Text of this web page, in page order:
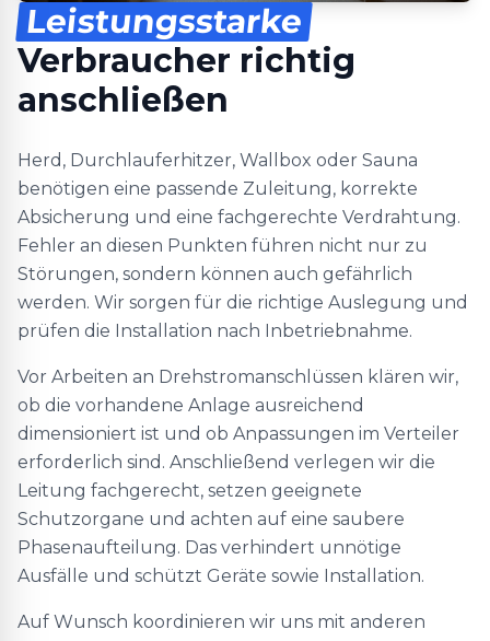
Leistungsstarke
Verbraucher richtig
anschließen
Herd, Durchlauferhitzer, Wallbox oder Sauna
benötigen eine passende Zuleitung, korrekte
Absicherung und eine fachgerechte Verdrahtung.
Fehler an diesen Punkten führen nicht nur zu
Störungen, sondern können auch gefährlich
werden. Wir sorgen für die richtige Auslegung und
prüfen die Installation nach Inbetriebnahme.
Vor Arbeiten an Drehstromanschlüssen klären wir,
ob die vorhandene Anlage ausreichend
dimensioniert ist und ob Anpassungen im Verteiler
erforderlich sind. Anschließend verlegen wir die
Leitung fachgerecht, setzen geeignete
Schutzorgane und achten auf eine saubere
Phasenaufteilung. Das verhindert unnötige
Ausfälle und schützt Geräte sowie Installation.
Auf Wunsch koordinieren wir uns mit anderen